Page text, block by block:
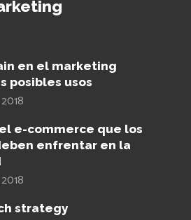
en el marketing
posibles usos
e-commerce que los
enfrentar en la
strategy